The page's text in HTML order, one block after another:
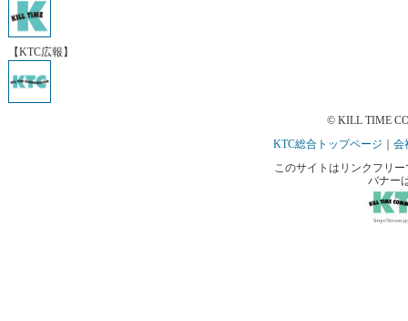
【KTC広報】
© KILL TIME
KTC総合トップページ
｜会
このサイトはリンクフリ
バナー